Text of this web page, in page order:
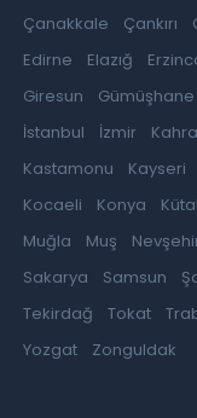
Çanakkale
Çankırı
Edirne
Elazığ
Giresun
Gümüşhane
İstanbul
İzmir
Kastamonu
Kayseri
Kocaeli
Konya
Muğla
Muş
Sakarya
Samsun
Tekirdağ
Tokat
Yozgat
Zonguldak